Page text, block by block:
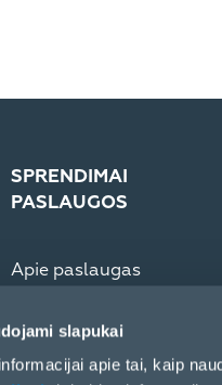
slapukai
apie tai, kaip
SPRENDIMAI
PASLAUGOS
Apie paslaugas